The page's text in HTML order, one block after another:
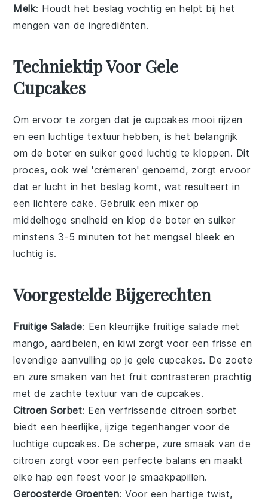
Melk: Houdt het beslag vochtig en helpt bij het
mengen van de ingrediënten.
Techniektip Voor Gele
Cupcakes
Om ervoor te zorgen dat je cupcakes mooi rijzen
en een luchtige textuur hebben, is het belangrijk
om de boter en suiker goed luchtig te kloppen. Dit
proces, ook wel 'crèmeren' genoemd, zorgt ervoor
dat er lucht in het beslag komt, wat resulteert in
een lichtere cake. Gebruik een mixer op
middelhoge snelheid en klop de boter ensuiker
minstens 3-5 minuten tot het mengsel bleek en
luchtig is.
Voorgestelde Bijgerechten
Fruitige Salade: Een kleurrijkefruitige salade met
mango, aardbeien, en kiwi zorgt voor een frisse en
levendige aanvulling op je gele cupcakes. De zoete
en zure smaken van het fruit contrasteren prachtig
met de zachte textuur van de cupcakes.
Citroen Sorbet: Een verfrissende citroen sorbet
biedt een heerlijke, ijzige tegenhanger voor de
luchtige cupcakes. De scherpe, zure smaak van de
citroen zorgt voor een perfecte balans en maakt
elke hap een feest voor je smaakpapillen.
Geroosterde Groenten: Voor een hartige twist,